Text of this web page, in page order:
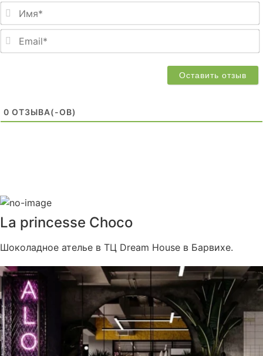
0 ОТЗЫВA(-ОВ)
La princesse Choco
Шоколадное ателье в ТЦ Dream House в Барвихе.